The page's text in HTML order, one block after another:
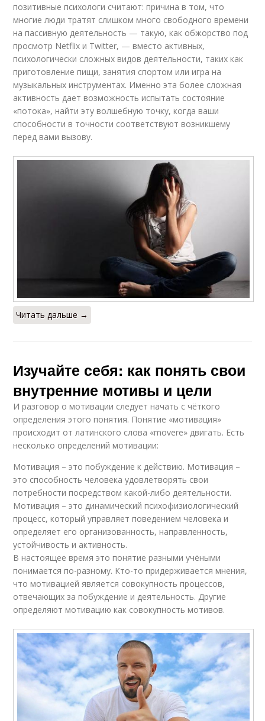
позитивные психологи считают: причина в том, что
многие люди тратят слишком много свободного времени
на пассивную деятельность — такую, как обжорство под
просмотр Netflix и Twitter, — вместо активных,
психологически сложных видов деятельности, таких как
приготовление пищи, занятия спортом или игра на
музыкальных инструментах. Именно эта более сложная
активность дает возможность испытать состояние
«потока», найти эту волшебную точку, когда ваши
способности в точности соответствуют возникшему
перед вами вызову.
Читать дальше →
Изучайте себя: как понять свои
внутренние мотивы и цели
И разговор о мотивации следует начать с чёткого
определения этого понятия. Понятие «мотивация»
происходит от латинского слова «movere» двигать. Есть
несколько определений мотивации:
Мотивация – это побуждение к действию. Мотивация –
это способность человека удовлетворять свои
потребности посредством какой-либо деятельности.
Мотивация – это динамический психофизиологический
процесс, который управляет поведением человека и
определяет его организованность, направленность,
устойчивость и активность.
В настоящее время это понятие разными учёными
понимается по-разному. Кто-то придерживается мнения,
что мотивацией является совокупность процессов,
отвечающих за побуждение и деятельность. Другие
определяют мотивацию как совокупность мотивов.